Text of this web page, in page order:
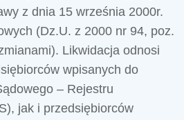
z dnia 15 września 2000r.
(Dz.U. z 2000 nr 94, poz.
Likwidacja odnosi
wpisanych do
– Rejestru
jak i przedsiębiorców